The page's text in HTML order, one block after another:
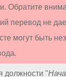
Обратите
перевод не
могут быть
должности "